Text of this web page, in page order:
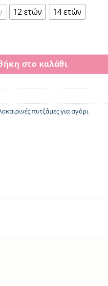
12 ετών 14 ετών
στο καλάθι
πυτζάμες για αγόρι